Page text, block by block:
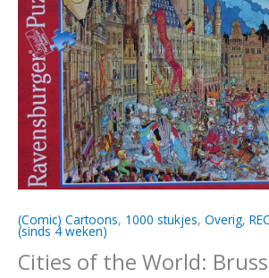
(Comic) Cartoons, 1000 stukjes, Overig,
(sinds 4 weken)
Cities of the World: